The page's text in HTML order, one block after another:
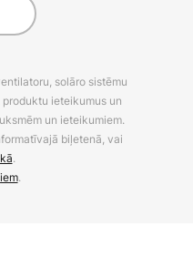
solāro sistēmu
ieteikumus un
un ieteikumiem.
biļetenā, vai
.
.